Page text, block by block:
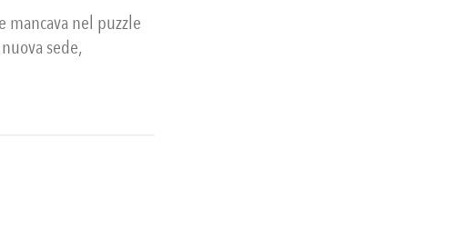
nel puzzle
sede,